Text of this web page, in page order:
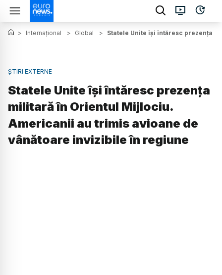
> Internațional > Global > Statele Unite îşi întăresc prezenţa
ȘTIRI EXTERNE
Statele Unite îşi întăresc prezenţa
militară în Orientul Mijlociu.
Americanii au trimis avioane de
vânătoare invizibile în regiune